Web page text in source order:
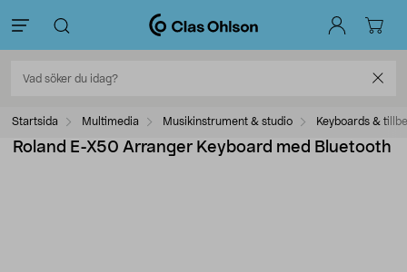
Startsida Multimedia Musikinstrument & studio Keyboards &
Roland E-X50 Arranger Keyboard med Bluetooth